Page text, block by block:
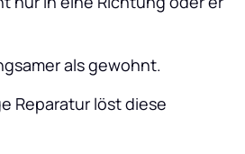
als gewohnt.
Reparatur löst diese